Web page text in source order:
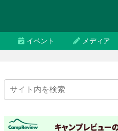
イベント メディア